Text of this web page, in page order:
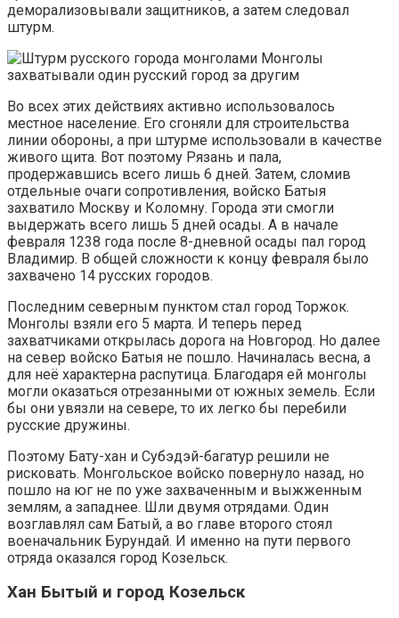
деморализовывали защитников, а затем следовал
штурм.
Монголы
захватывали один русский город за другим
Во всех этих действиях активно использовалось
местное население. Его сгоняли для строительства
линии обороны, а при штурме использовали в качестве
живого щита. Вот поэтому Рязань и пала,
продержавшись всего лишь 6 дней. Затем, сломив
отдельные очаги сопротивления, войско Батыя
захватило Москву и Коломну. Города эти смогли
выдержать всего лишь 5 дней осады. А в начале
февраля 1238 года после 8-дневной осады пал город
Владимир. В общей сложности к концу февраля было
захвачено 14 русских городов.
Последним северным пунктом стал город Торжок.
Монголы взяли его 5 марта. И теперь перед
захватчиками открылась дорога на Новгород. Но далее
на север войско Батыя не пошло. Начиналась весна, а
для неё характерна распутица. Благодаря ей монголы
могли оказаться отрезанными от южных земель. Если
бы они увязли на севере, то их легко бы перебили
русские дружины.
Поэтому Бату-хан и Субэдэй-багатур решили не
рисковать. Монгольское войско повернуло назад, но
пошло на юг не по уже захваченным и выжженным
землям, а западнее. Шли двумя отрядами. Один
возглавлял сам Батый, а во главе второго стоял
военачальник Бурундай. И именно на пути первого
отряда оказался город Козельск.
Хан Бытый и город Козельск